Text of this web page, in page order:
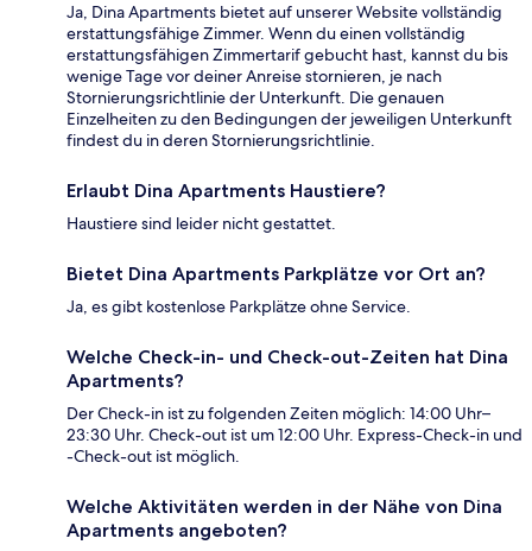
Ja, Dina Apartments bietet auf unserer Website vollständig
erstattungsfähige Zimmer. Wenn du einen vollständig
erstattungsfähigen Zimmertarif gebucht hast, kannst du bis
wenige Tage vor deiner Anreise stornieren, je nach
Stornierungsrichtlinie der Unterkunft. Die genauen
Einzelheiten zu den Bedingungen der jeweiligen Unterkunft
findest du in deren Stornierungsrichtlinie.
Erlaubt Dina Apartments Haustiere?
Haustiere sind leider nicht gestattet.
Bietet Dina Apartments Parkplätze vor Ort an?
Ja, es gibt kostenlose Parkplätze ohne Service.
Welche Check-in- und Check-out-Zeiten hat Dina
Apartments?
Der Check-in ist zu folgenden Zeiten möglich: 14:00 Uhr–
23:30 Uhr. Check-out ist um 12:00 Uhr. Express-Check-in und
-Check-out ist möglich.
Welche Aktivitäten werden in der Nähe von Dina
Apartments angeboten?